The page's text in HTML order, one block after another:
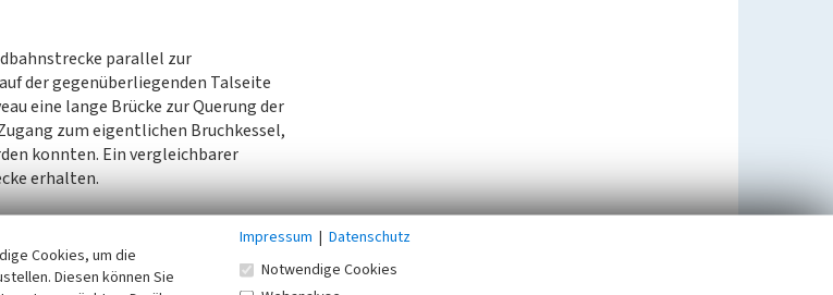
parallel zur
der gegenüberliegenden Talseite
eine lange Brücke zur Querung der
zum eigentlichen Bruchkessel,
konnten. Ein vergleichbarer
erhalten.
Bei Einstellung des Betriebs
kommen ausgedehnte
Cookies, um die
Diesen können Sie
Impressum | Datenschutz
Notwendige Cookies